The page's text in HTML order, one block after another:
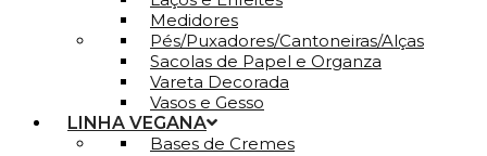
Medidores
Pés/Puxadores/Cantoneiras/Alças
Sacolas de Papel e Organza
Vareta Decorada
Vasos e Gesso
LINHA VEGANA
Bases de Cremes